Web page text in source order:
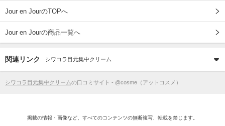
Jour en JourのTOPへ
Jour en Jourの商品一覧へ
関連リンク シワコラ目元集中クリーム
シワコラ目元集中クリームの口コミサイト - @cosme（アットコスメ）
掲載の情報・画像など、すべてのコンテンツの無断複写、転載を禁じます。